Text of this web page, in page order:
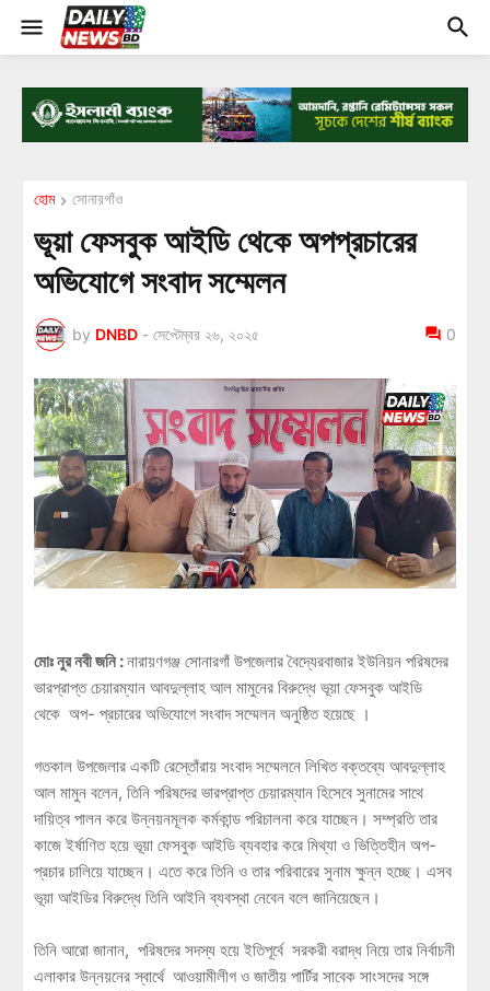
হোম সোনারগাঁও
ভূয়া ফেসবুক আইডি থেকে অপপ্রচারের
অভিযোগে সংবাদ সম্মেলন
by DNBD - সেপ্টেম্বর ২৬, ২০২৫ 0
মোঃ নুর নবী জনি :নারায়ণগঞ্জ সোনারগাঁ উপজেলার বৈদ্যেরবাজার ইউনিয়ন পরিষদের
ভারপ্রাপ্ত চেয়ারম্যান আবদুল্লাহ আল মামুনের বিরুদ্ধে ভূয়া ফেসবুক আইডি
থেকে অপ- প্রচারের অভিযোগে সংবাদ সম্মেলন অনুষ্ঠিত হয়েছে ।
গতকাল উপজেলার একটি রেস্তোঁরায় সংবাদ সম্মেলনে লিখিত বক্তব্যে আবদুল্লাহ
আল মামুন বলেন, তিনি পরিষদের ভারপ্রাপ্ত চেয়ারম্যান হিসেবে সুনামের সাথে
দায়িত্ব পালন করে উন্নয়নমূলক কর্মকান্ড পরিচালনা করে যাচ্ছেন। সম্প্রতি তার
কাজে ইর্ষাণিত হয়ে ভূয়া ফেসবুক আইডি ব্যবহার করে মিথ্যা ও ভিত্তিহীন অপ-
প্রচার চালিয়ে যাচ্ছেন। এতে করে তিনি ও তার পরিবারের সুনাম ক্ষুন্ন হচ্ছে। এসব
ভূয়া আইডির বিরুদ্ধে তিনি আইনি ব্যবস্থা নেবেন বলে জানিয়েছেন।
তিনি আরো জানান, পরিষদের সদস্য হয়ে ইতিপূর্বে সরকরী বরাদ্ধ নিয়ে তার নির্বাচনী
এলাকার উন্নয়নের স্বার্থে আওয়ামীলীগ ও জাতীয় পার্টির সাবেক সাংসদের সঙ্গে